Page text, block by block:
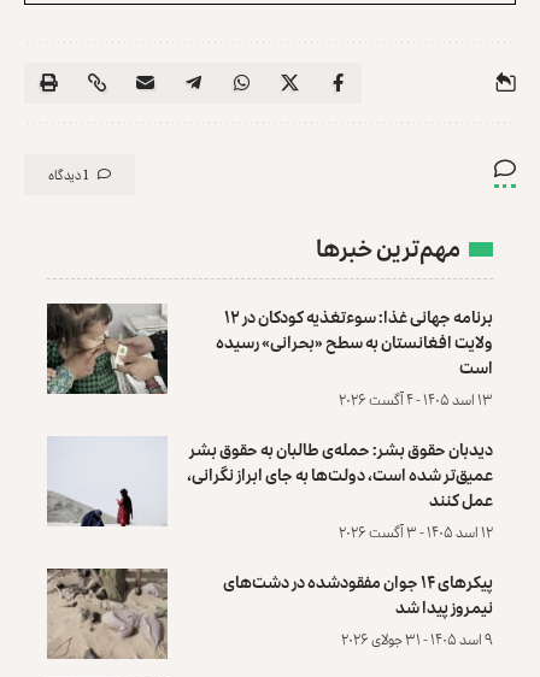
1 دیدگاه
مهم‌ترین خبرها
برنامه جهانی غذا: سوءتغذیه کودکان در ۱۲
ولایت افغانستان به سطح «بحرانی» رسیده
است
۱۳ اسد ۱۴۰۵ - ۴ آگست ۲۰۲۶
دیدبان حقوق بشر: حمله‌ی طالبان به حقوق بشر
عمیق‌تر شده است، دولت‌ها به جای ابراز نگرانی،
عمل کنند
۱۲ اسد ۱۴۰۵ - ۳ آگست ۲۰۲۶
پیکرهای ۱۴ جوان مفقودشده در دشت‌های
نیمروز پیدا شد
۹ اسد ۱۴۰۵ - ۳۱ جولای ۲۰۲۶